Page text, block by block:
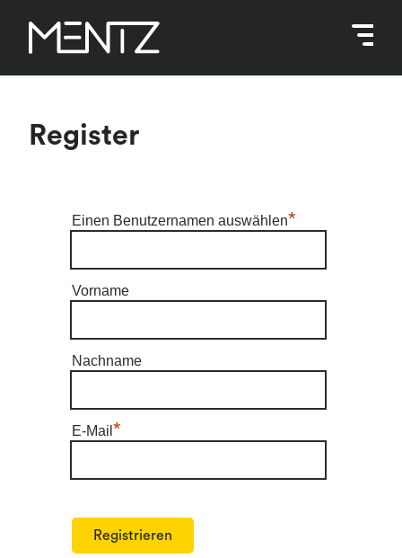
Inhalt
springen
Register
Einen Benutzernamen auswählen*
Vorname
Nachname
E-Mail *